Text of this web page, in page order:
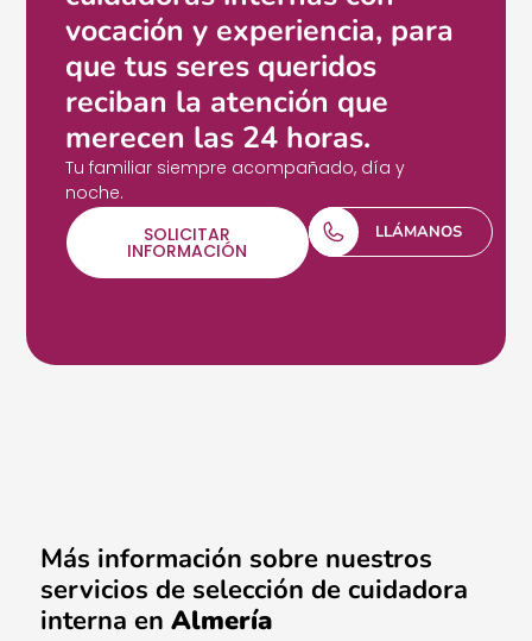
vocación y experiencia, para
que tus seres queridos
reciban la atención que
merecen las 24 horas.
Tu familiar siempre acompañado, día y
noche.
SOLICITAR
INFORMACIÓN
LLÁMANOS
Más información sobre nuestros
servicios de selección de cuidadora
interna enAlmería